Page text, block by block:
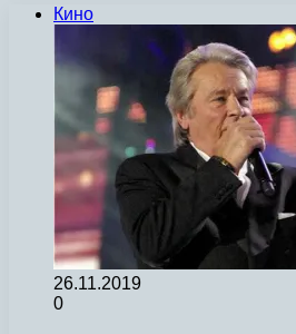
Кино
26.11.2019
0